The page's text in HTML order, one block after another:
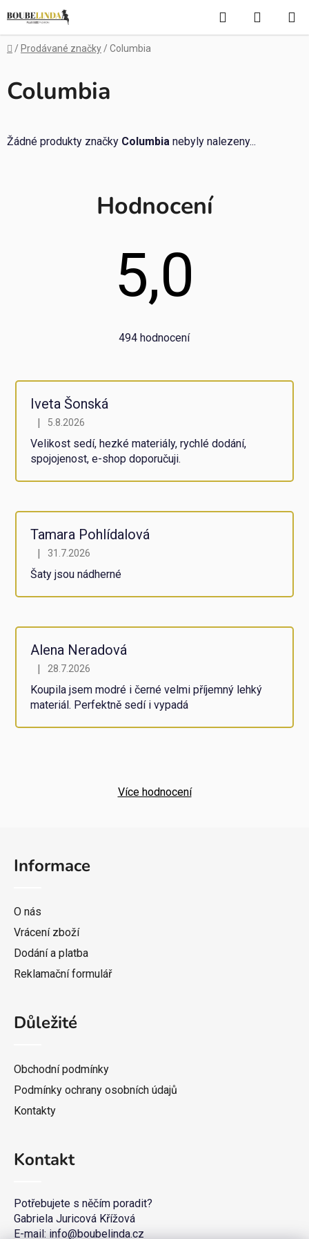
na
obsah
Hledat
KOŠÍK
Domů
/ Prodávané značky / Columbia
Columbia
Žádné produkty značky Columbia nebyly nalezeny...
Hodnocení
5,0
hodnocení
5,0
494 hodnocení
Iveta Šonská
Hodnocení obchodu je 5 z 5 hvězdiček.
| 5.8.2026
Velikost sedí, hezké materiály, rychlé dodání,
spojojenost, e-shop doporučuji.
Tamara Pohlídalová
Hodnocení obchodu je 5 z 5 hvězdiček.
| 31.7.2026
Šaty jsou nádherné
Alena Neradová
Hodnocení obchodu je 5 z 5 hvězdiček.
| 28.7.2026
Koupila jsem modré i černé velmi příjemný lehký
materiál. Perfektně sedí i vypadá
Více hodnocení
Informace
O nás
Vrácení zboží
Dodání a platba
Reklamační formulář
Důležité
Obchodní podmínky
Podmínky ochrany osobních údajů
Kontakty
Kontakt
Potřebujete s něčím poradit?
Gabriela Juricová Křížová
E-mail: info@boubelinda.cz